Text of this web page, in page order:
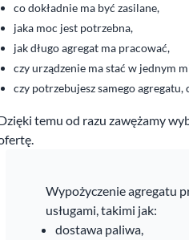
co dokładnie ma być zasilane,
jaka moc jest potrzebna,
jak długo agregat ma pracować,
czy urządzenie ma stać w jednym
czy potrzebujesz samego agregatu,
temu od razu zawężamy
Wypożyczenie agregatu
usługami, takimi jak:
dostawa paliwa,